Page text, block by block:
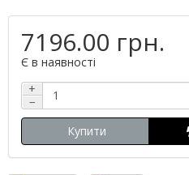
7196.00 грн.
Є в наявності
+
−
Купити